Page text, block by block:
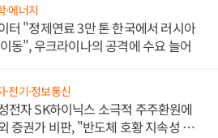
·에너지
터 "정제연료 3만 톤 한국에서 러시아
동", 우크라이나의 공격에 수요 늘어
·전기·정보통신
전자 SK하이닉스 소극적 주주환원에
증권가 비판, "반도체 호황 지속성 의